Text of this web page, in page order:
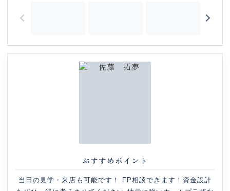
おすすめポイント
当日の見学・来店も可能です！ FP相談できます！資金設計